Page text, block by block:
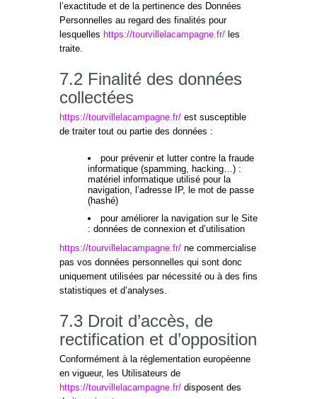
l’exactitude et de la pertinence des Données
Personnelles au regard des finalités pour
lesquelles https://tourvillelacampagne.fr/ les
traite.
7.2 Finalité des données
collectées
https://tourvillelacampagne.fr/ est susceptible
de traiter tout ou partie des données :
pour prévenir et lutter contre la fraude
informatique (spamming, hacking…) :
matériel informatique utilisé pour la
navigation, l’adresse IP, le mot de passe
(hashé)
pour améliorer la navigation sur le Site
: données de connexion et d’utilisation
https://tourvillelacampagne.fr/ ne commercialise
pas vos données personnelles qui sont donc
uniquement utilisées par nécessité ou à des fins
statistiques et d’analyses.
7.3 Droit d’accès, de
rectification et d’opposition
Conformément à la réglementation européenne
en vigueur, les Utilisateurs de
https://tourvillelacampagne.fr/ disposent des